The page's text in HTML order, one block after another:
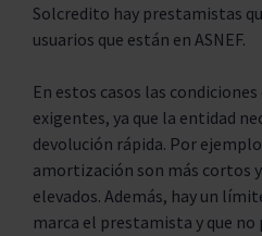
Solcredito hay prestamistas
usuarios que están en ASNEF.
En estos casos las
exigentes, ya que la entidad
devolución rápida. Por
amortización son más cortos
elevados. Además, hay un
marca el prestamista y que no